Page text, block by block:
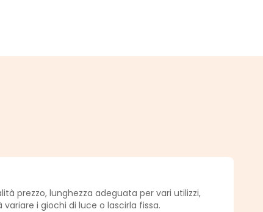
de 5 de 5 estrellas
prezzo, lunghezza adeguata per vari utilizzi,
i giochi di luce o lascirla fissa.